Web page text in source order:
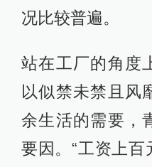
况比较普遍。
站在工厂的角度
以似禁未禁且风
余生活的需要，
要因。“工资上